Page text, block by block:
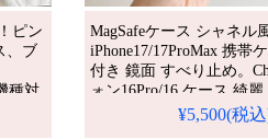
ピン
、ブ
種対
、
MagSafeケース シャネル
iPhone17/17ProMax 携帯
付き 鏡面 すべり止め。
ォン16Pro/16 ケース 綺
ーク 電気メッキ ハイブラ
¥5,500(税